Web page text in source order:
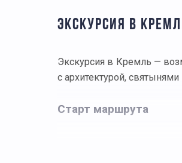
ЭКСКУРСИЯ В
Экскурсия в Кремль —
с архитектурой,
Старт маршрута
У Красной площади